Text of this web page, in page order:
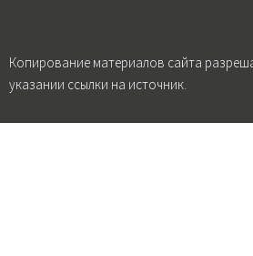
Копирование материалов сайта
указании ссылки на источник.